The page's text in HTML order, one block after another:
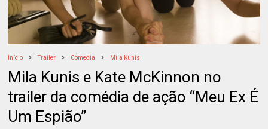
Início Trailer Comedia Mila Kunis
Mila Kunis e Kate McKinnon no
trailer da comédia de ação “Meu Ex É
Um Espião”